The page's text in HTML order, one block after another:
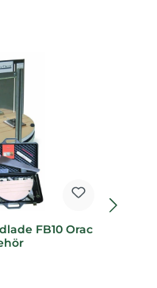
FB10 Orac